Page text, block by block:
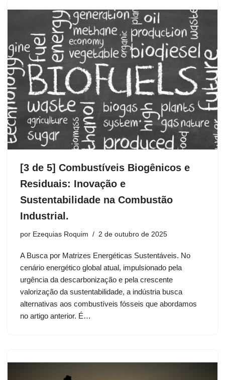
[3 de 5] Combustíveis Biogênicos e
Residuais: Inovação e
Sustentabilidade na Combustão
Industrial.
por Ezequias Roquim 2 de outubro de 2025
A Busca por Matrizes Energéticas Sustentáveis. No
cenário energético global atual, impulsionado pela
urgência da descarbonização e pela crescente
valorização da sustentabilidade, a indústria busca
alternativas aos combustíveis fósseis que abordamos
no artigo anterior. É…